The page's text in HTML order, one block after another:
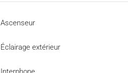
Ascenseur
Éclairage extérieur